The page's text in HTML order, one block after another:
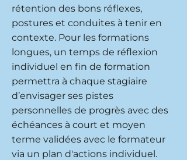
rétention des bons réflexes,
postures et conduites à tenir en
contexte. Pour les formations
longues, un temps de réflexion
individuel en fin de formation
permettra à chaque stagiaire
d’envisager ses pistes
personnelles de progrès avec des
échéances à court et moyen
terme validées avec le formateur
via un plan d'actions individuel.